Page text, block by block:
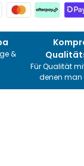
&
Für Qualität
denen man